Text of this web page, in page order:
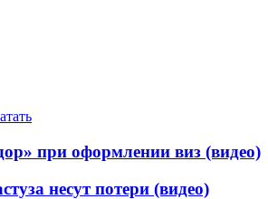
при оформлении виз (видео)
несут потери (видео)